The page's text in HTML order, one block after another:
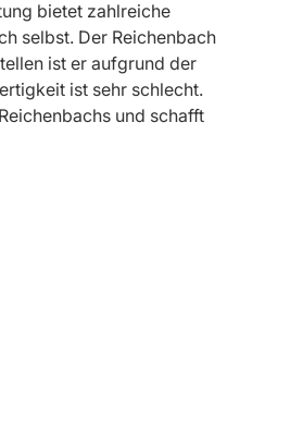
bietet zahlreiche
selbst. Der Reichenbach
ist er aufgrund der
ist sehr schlecht.
und schafft